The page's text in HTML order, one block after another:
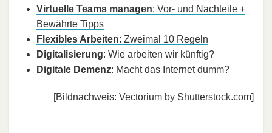
Virtuelle Teams managen: Vor- und Nachteile +
Bewährte Tipps
Flexibles Arbeiten: Zweimal 10 Regeln
Digitalisierung: Wie arbeiten wir künftig?
Digitale Demenz: Macht das Internet dumm?
[Bildnachweis: Vectorium by Shutterstock.com]